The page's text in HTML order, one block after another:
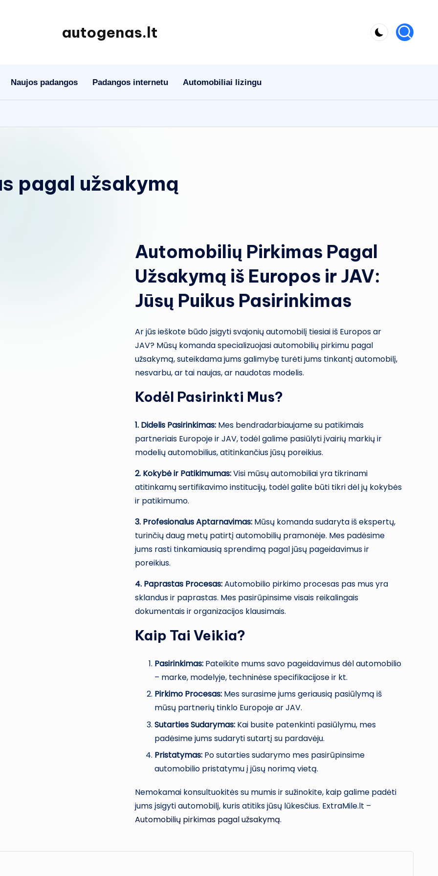
autogenas.lt
Naujos padangos Padangos internetu Automobiliai lizingu
pagal užsakymą
Automobilių Pirkimas Pagal
Užsakymą iš Europos ir JAV:
Jūsų Puikus Pasirinkimas
Ar jūs ieškote būdo įsigyti svajonių automobilį tiesiai iš Europos ar
JAV? Mūsų komanda specializuojasi automobilių pirkimu pagal
užsakymą, suteikdama jums galimybę turėti jums tinkantį automobilį,
nesvarbu, ar tai naujas, ar naudotas modelis.
Kodėl Pasirinkti Mus?
1. Didelis Pasirinkimas: Mes bendradarbiaujame su patikimais
partneriais Europoje ir JAV, todėl galime pasiūlyti įvairių markių ir
modelių automobilius, atitinkančius jūsų poreikius.
2. Kokybė ir Patikimumas:Visi mūsų automobiliai yra tikrinami
atitinkamų sertifikavimo institucijų, todėl galite būti tikri dėl jų kokybės
ir patikimumo.
3. Profesionalus Aptarnavimas: Mūsų komanda sudaryta iš ekspertų,
turinčių daug metų patirtį automobilių pramonėje. Mes padėsime
jums rasti tinkamiausią sprendimą pagal jūsų pageidavimus ir
poreikius.
4. Paprastas Procesas:Automobilio pirkimo procesas pas mus yra
sklandus ir paprastas. Mes pasirūpinsime visais reikalingais
dokumentais ir organizacijos klausimais.
Kaip Tai Veikia?
Pasirinkimas: Pateikite mums savo pageidavimus dėl automobilio
– marke, modelyje, techninėse specifikacijose ir kt.
Pirkimo Procesas: Mes surasime jums geriausią pasiūlymą iš
mūsų partnerių tinklo Europoje ar JAV.
Sutarties Sudarymas: Kai busite patenkinti pasiūlymu, mes
padėsime jums sudaryti sutartį su pardavėju.
Pristatymas: Po sutarties sudarymo mes pasirūpinsime
automobilio pristatymu į jūsų norimą vietą.
Nemokamai konsultuokitės su mumis ir sužinokite, kaip galime padėti
jums įsigyti automobilį, kuris atitiks jūsų lūkesčius. ExtraMile.lt –
Automobilių pirkimas pagal užsakymą.